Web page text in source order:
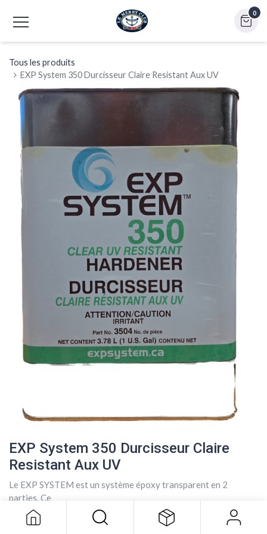
0
Tous les produits
EXP System 350 Durcisseur Claire Resistant Aux UV
EXP System 350 Durcisseur Claire
Resistant Aux UV
Le EXP SYSTEM est un système époxy transparent en 2
parties. Ce
Le système époxy peut être utilisé comme revêtement
transparent, comme
EXP System 350 Durcisseur Claire